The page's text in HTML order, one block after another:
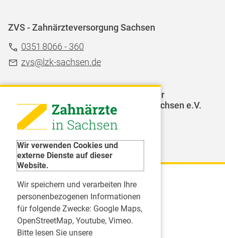
Wir verwenden Cookies und
externe Dienste auf dieser
Website.
Wir speichern und verarbeiten Ihre
personenbezogenen Informationen
für folgende Zwecke: Google Maps,
OpenStreetMap, Youtube, Vimeo.
Bitte lesen Sie unsere
ZVS - Zahnärzteversorgung Sachsen
0351 8066 - 360
zvs@lzk-sachsen.de
LAGZ - Landesarbeitsgemeinschaft für
Jugendzahnpflege des Freistaates Sachsen e.V.
Karriere
Inserate
Praktikum in einer Zahnarztpraxis